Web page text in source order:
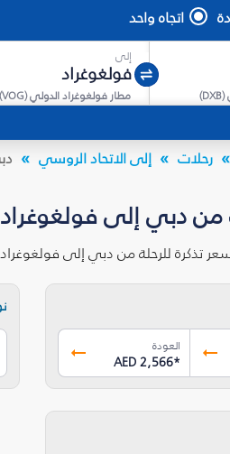
اتجاه واحد
(
DXB
)
إلى
مطار فولغوغراد الدولي(
VOG
)
رحلات إلى الاتحاد الروسي
من دبي إلى
تذكرة للرحلة من دبي إلى
العودة
AED 2,566*